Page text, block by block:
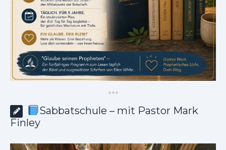
***
Sabbatschule – mit Pastor Mark
Finley